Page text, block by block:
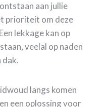
aan jullie
prioriteit om deze
lekkage kan op
veelal op naden
dak.
langs komen
een oplossing voor